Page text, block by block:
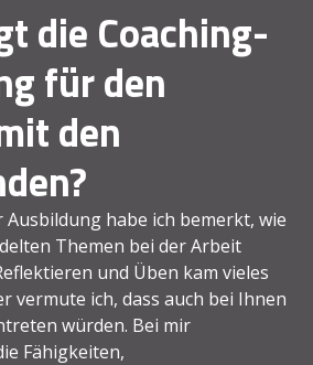
die Coaching-
für den
den
Ausbildung habe ich bemerkt, wie
Themen bei der Arbeit
und Üben kam vieles
vermute ich, dass auch bei Ihnen
würden. Bei mir
Fähigkeiten,